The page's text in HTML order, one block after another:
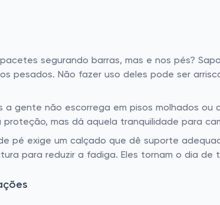
segurando barras, mas e nos pés?
pesados. Não fazer uso deles pode ser
a gente não escorrega em pisos molhados ou
mas dá aquela tranquilidade para
pé exige um calçado que dê suporte
para reduzir a fadiga. Eles tornam o dia de